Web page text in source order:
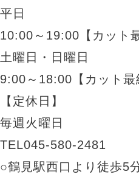
平日
10:00～19:00【カット
土曜日・日曜日
9:00～18:00【カット最
【定休日】
毎週火曜日
TEL045-580-2481
○鶴見駅西口より徒歩5